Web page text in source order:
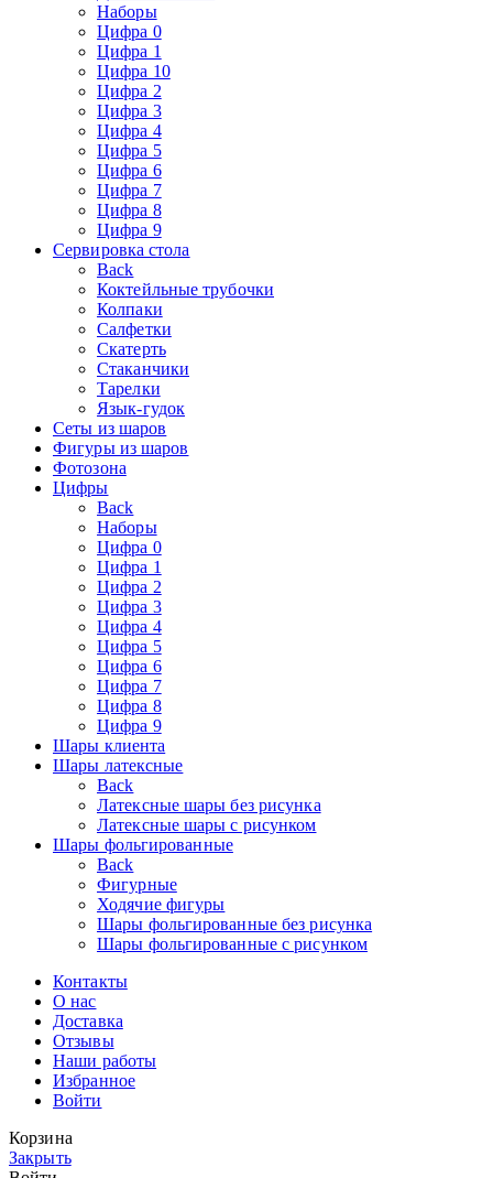
Наборы
Цифра 0
Цифра 1
Цифра 10
Цифра 2
Цифра 3
Цифра 4
Цифра 5
Цифра 6
Цифра 7
Цифра 8
Цифра 9
Сервировка стола
Back
Коктейльные трубочки
Колпаки
Салфетки
Скатерть
Стаканчики
Тарелки
Язык-гудок
Сеты из шаров
Фигуры из шаров
Фотозона
Цифры
Back
Наборы
Цифра 0
Цифра 1
Цифра 2
Цифра 3
Цифра 4
Цифра 5
Цифра 6
Цифра 7
Цифра 8
Цифра 9
Шары клиента
Шары латексные
Back
Латексные шары без рисунка
Латексные шары с рисунком
Шары фольгированные
Back
Фигурные
Ходячие фигуры
Шары фольгированные без рисунка
Шары фольгированные с рисунком
Контакты
О нас
Доставка
Отзывы
Наши работы
Избранное
Войти
Корзина
Закрыть